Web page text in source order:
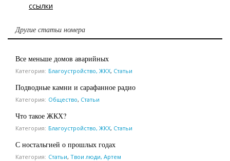
ссылки
Другие статьи номера
Все меньше домов аварийных
Категория: Благоустройство, ЖКХ, Статьи
Подводные камни и сарафанное радио
Категория: Общество, Статьи
Что такое ЖКХ?
Категория: Благоустройство, ЖКХ, Статьи
С ностальгией о прошлых годах
Категория: Статьи, Твои люди, Артем